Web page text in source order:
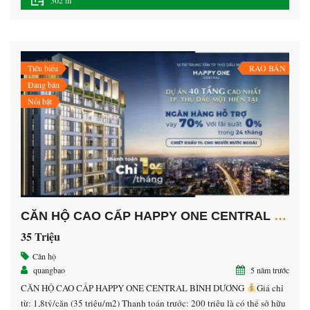
dương. • Nhà 1 trệt 3 lầu • Khu vực đông […]
Tiêu biểu
Đang bán
Nổi bật
RAO BÁN
CĂN HỘ CAO CẤP HAPPY ONE CENTRAL BÌNH DƯƠNG
35 Triệu
Căn hộ
quangbao
5 năm trước
CĂN HỘ CAO CẤP HAPPY ONE CENTRAL BÌNH DƯƠNG
Giá chỉ
từ: 1,8tỷ/căn (35 triệu/m2) Thanh toán trước: 200 triệu là có thể sở hữu